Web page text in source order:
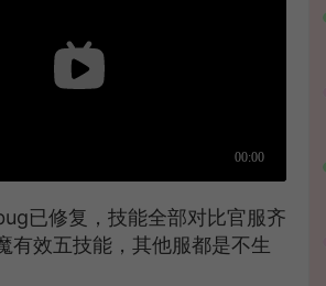
已修复，技能全部对比官服齐
有效五技能，其他服都是不生